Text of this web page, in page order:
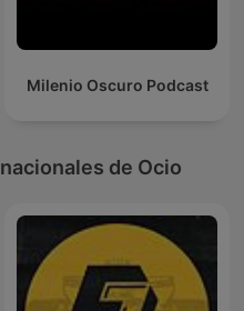
Milenio Oscuro Podcast
de Ocio